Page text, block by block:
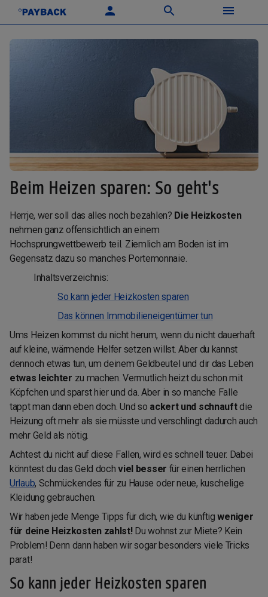
Beim Heizen sparen: So geht's
Herrje, wer soll das alles noch bezahlen? Die Heizkosten
nehmen ganz offensichtlich an einem
Hochsprungwettbewerb teil. Ziemlich am Boden ist im
Gegensatz dazu so manches Portemonnaie.
Inhaltsverzeichnis:
So kann jeder Heizkosten sparen
Das können Immobilieneigentümer tun
Ums Heizen kommst du nicht herum, wenn du nicht dauerhaft
auf kleine, wärmende Helfer setzen willst. Aber du kannst
dennoch etwas tun, um deinem Geldbeutel und dir das Leben
etwas leichter zu machen. Vermutlich heizt du schon mit
Köpfchen und sparst hier und da. Aber in so manche Falle
tappt man dann eben doch. Und so ackert und schnauftdie
Heizung oft mehr als sie müsste und verschlingt dadurch auch
mehr Geld als nötig.
Achtest du nicht auf diese Fallen, wird es schnell teuer. Dabei
könntest du das Geld dochviel besser für einen herrlichen
Urlaub, Schmückendes für zu Hause oder neue, kuschelige
Kleidung gebrauchen.
Wir haben jede Menge Tipps für dich, wie du künftigweniger
für deine Heizkosten zahlst! Du wohnst zur Miete? Kein
Problem! Denn dann haben wir sogar besonders viele Tricks
parat!
So kann jeder Heizkosten sparen